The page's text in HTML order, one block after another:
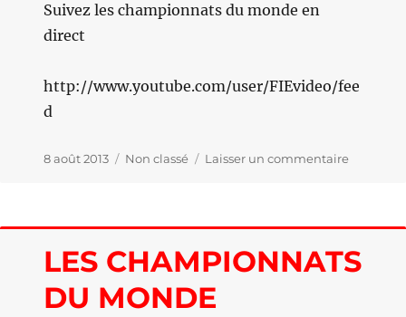
Suivez les championnats du monde en
direct
http://www.youtube.com/user/FIEvideo/fee
d
Publié
8 août 2013 Catégories
Non classé Laisser un commentairesur
MONDE
EN
LES CHAMPIONNATS
DU MONDE